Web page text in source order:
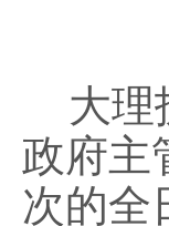
大理
政府主
次的全